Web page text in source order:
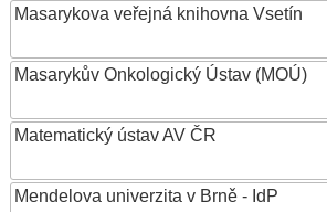
Masarykova veřejná knihovna Vsetín
Masarykův Onkologický Ústav (MOÚ)
Matematický ústav AV ČR
Mendelova univerzita v Brně - IdP